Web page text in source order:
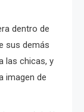
dentro de
sus demás
las chicas, y
imagen de